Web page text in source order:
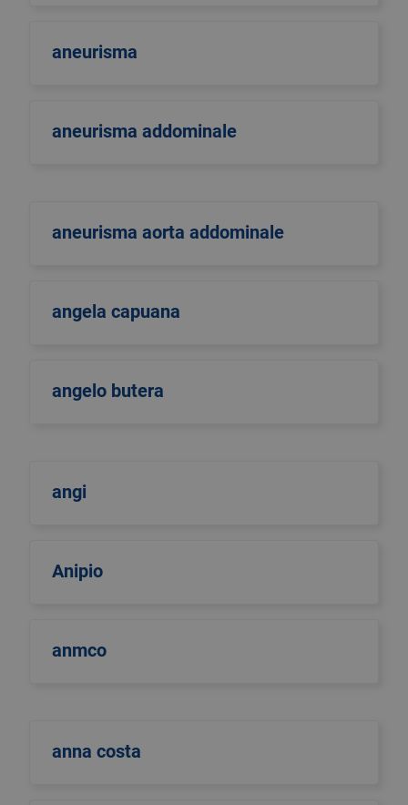
aneurisma
aneurisma addominale
aneurisma aorta addominale
angela capuana
angelo butera
angi
Anipio
anmco
anna costa